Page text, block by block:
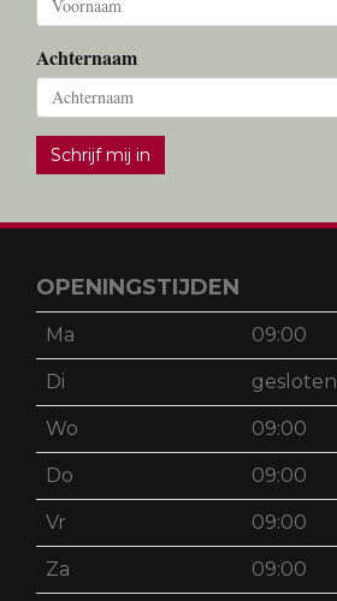
Achternaam
Schrijf mij in
OPENINGSTIJDEN
Ma 09:00
Di gesloten
Wo 09:00
Do 09:00
Vr 09:00
Za 09:00